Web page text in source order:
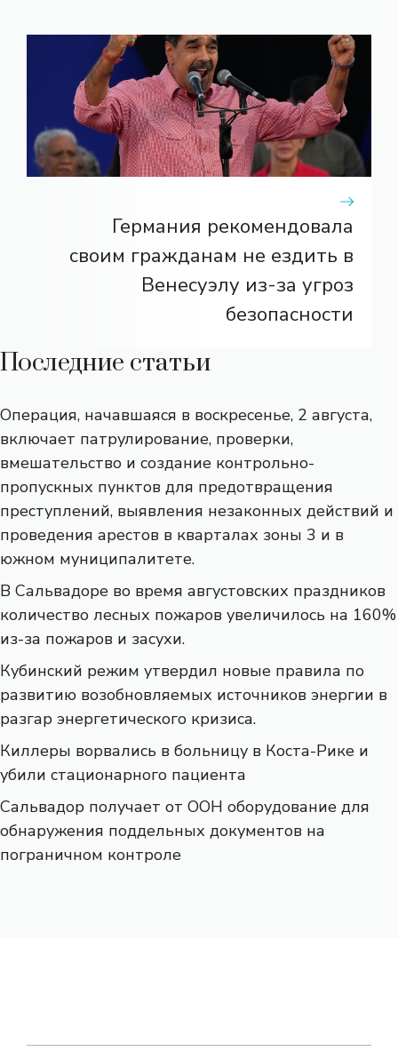
Германия рекомендовала
своим гражданам не ездить в
Венесуэлу из-за угроз
безопасности
Последние статьи
Операция, начавшаяся в воскресенье, 2 августа,
включает патрулирование, проверки,
вмешательство и создание контрольно-
пропускных пунктов для предотвращения
преступлений, выявления незаконных действий и
проведения арестов в кварталах зоны 3 и в
южном муниципалитете.
В Сальвадоре во время августовских праздников
количество лесных пожаров увеличилось на 160%
из-за пожаров и засухи.
Кубинский режим утвердил новые правила по
развитию возобновляемых источников энергии в
разгар энергетического кризиса.
Киллеры ворвались в больницу в Коста-Рике и
убили стационарного пациента
Сальвадор получает от ООН оборудование для
обнаружения поддельных документов на
пограничном контроле